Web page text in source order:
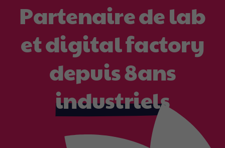
Partenairedelab
etdigitalfactory
depuis8ans
industriels
Édite
s